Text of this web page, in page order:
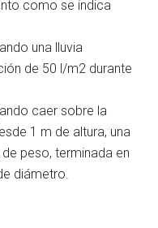
como se indica
una lluvia
de 50 l/m2 durante
caer sobre la
1 m de altura, una
peso, terminada en
diámetro.